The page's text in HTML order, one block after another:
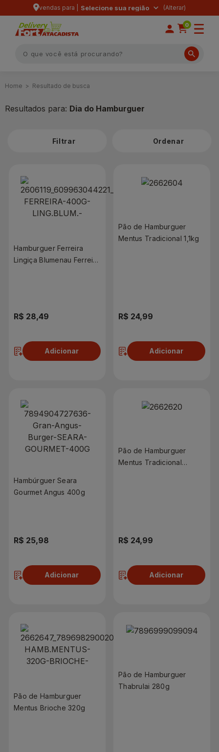
vendas para | Selecione sua região
0
Resultado de busca
Resultados para: Dia do Hamburguer
Filtrar
Hamburguer Ferreira
Lingiça Blumenau Ferreira
R$ 28,49
Adicionar
Pão de Hamburguer
Mentus Tradicional 1,1kg
R$ 24,99
Adicionar
Hambúrguer Seara
Gourmet Angus 400g
R$ 25,98
Adicionar
Pão de Hamburguer
Mentus Tradicional
R$ 24,99
Adicionar
Pão de Hamburguer
Mentus Brioche 320g
Pão de Hamburguer
Thabrulai 280g